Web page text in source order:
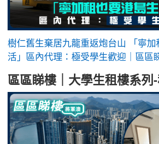
樹仁舊生棄居九龍重返炮台山 「寧加
活」區內代理：極受學生歡迎｜區區
區區睇樓｜大學生租樓系列